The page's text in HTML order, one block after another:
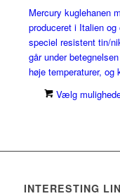
Mercury kuglehanen
produceret i Italien
speciel resistent tin/
går under
høje temperaturer,
Vælg
INTERESTING